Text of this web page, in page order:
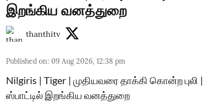
இறங்கிய வனத்துறை
thanthitv
Published on: 09 Aug 2026, 12:38 pm
Nilgiris | Tiger | முதியவரை தாக்கி கொன்ற புலி |
ஸ்பாட்டில் இறங்கிய வனத்துறை